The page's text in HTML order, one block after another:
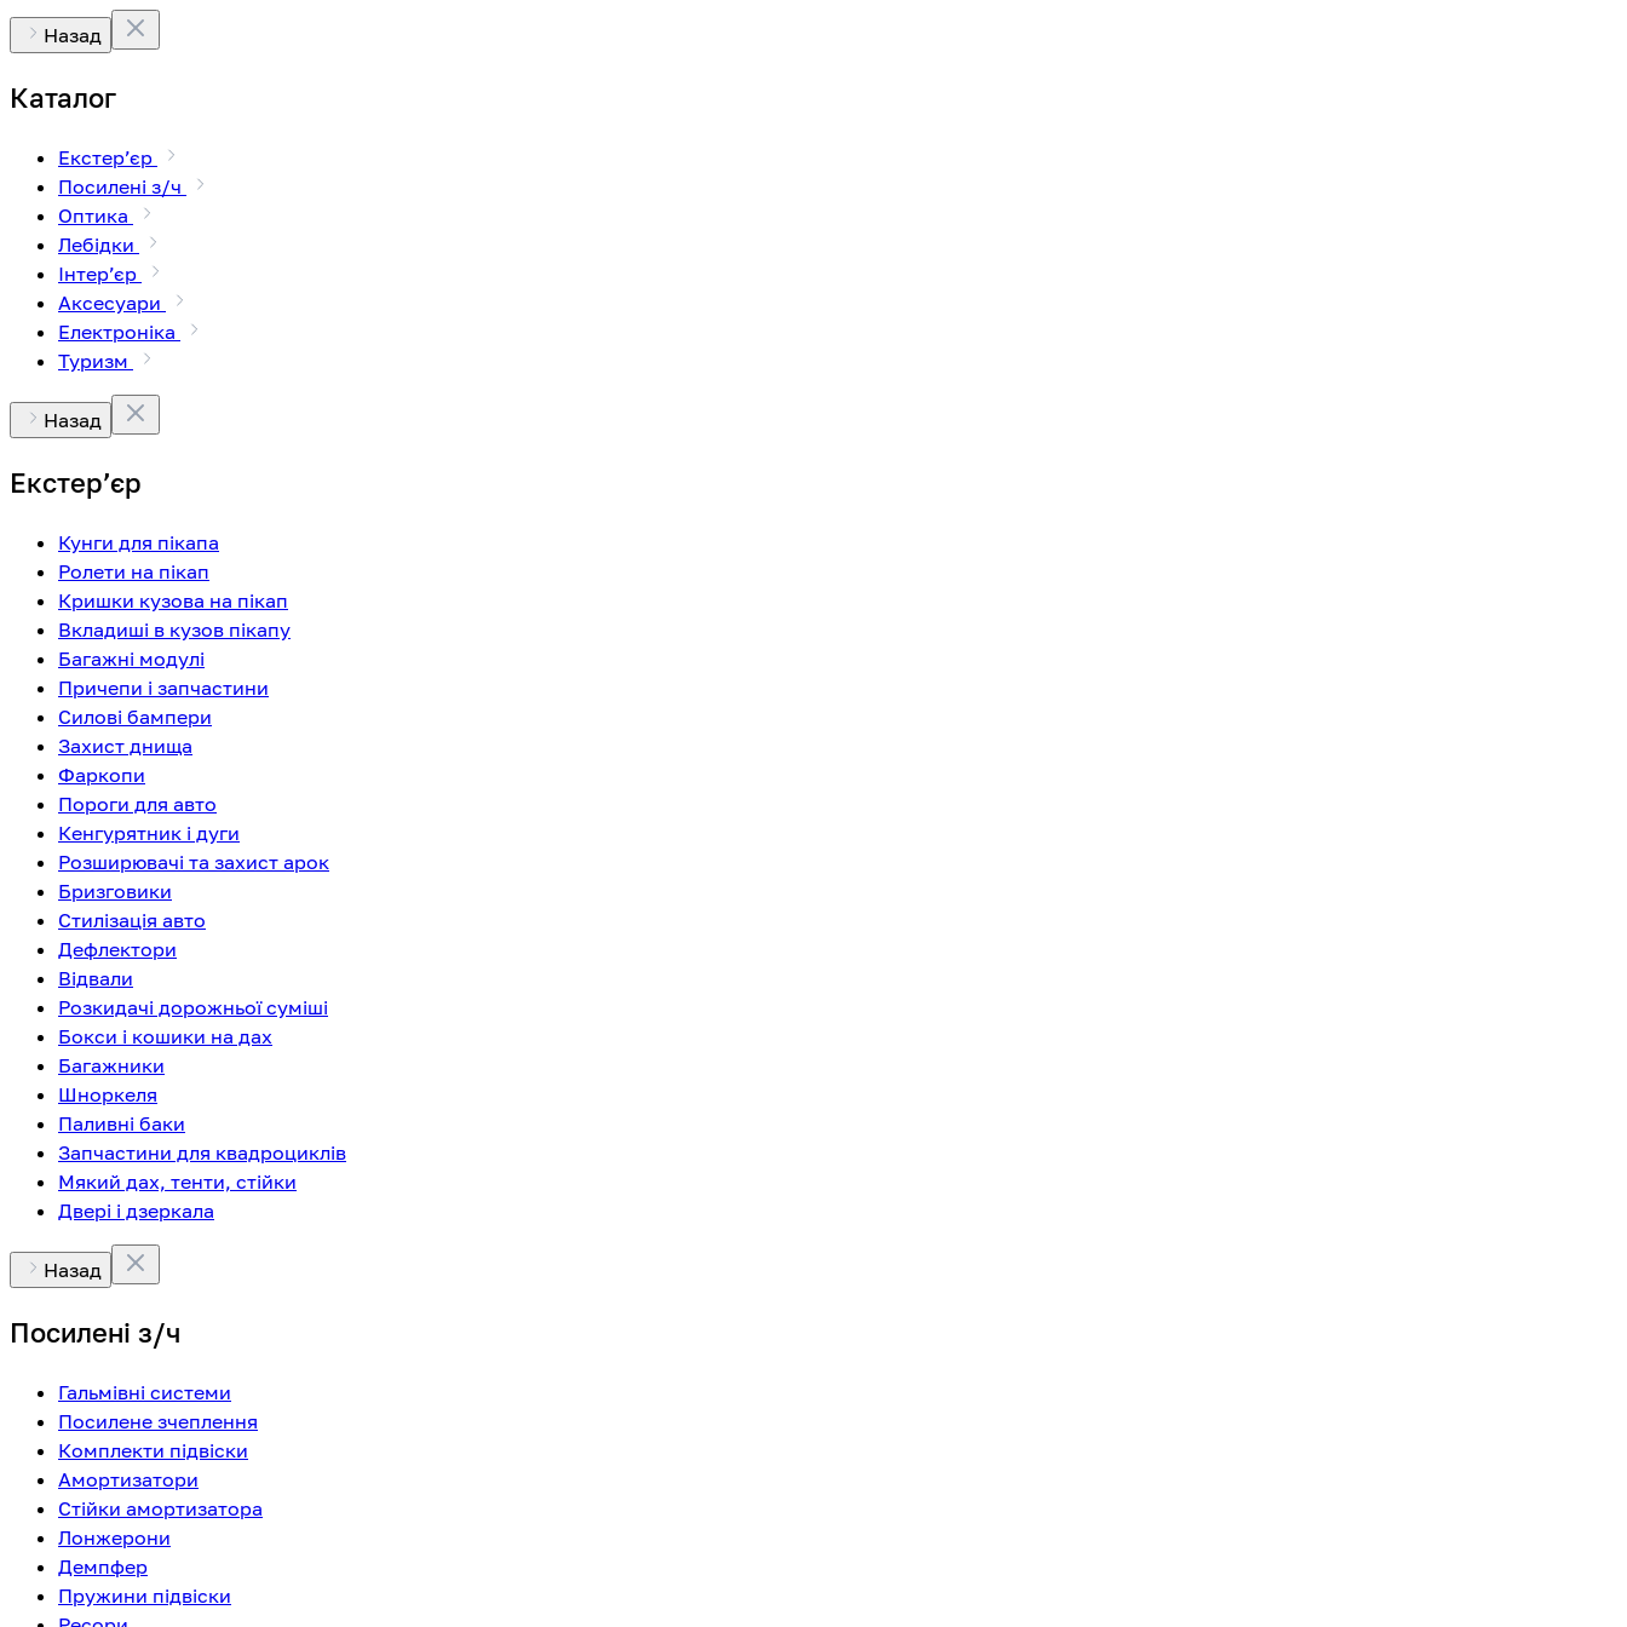
Назад
Каталог
Екстерʼєр
Посилені з/ч
Оптика
Лебідки
Інтерʼєр
Аксесуари
Електроніка
Туризм
Назад
Екстерʼєр
Кунги для пікапа
Ролети на пікап
Кришки кузова на пікап
Вкладиші в кузов пікапу
Багажні модулі
Причепи і запчастини
Силові бампери
Захист днища
Фаркопи
Пороги для авто
Кенгурятник і дуги
Розширювачі та захист арок
Бризговики
Стилізація авто
Дефлектори
Відвали
Розкидачі дорожньої суміші
Бокси і кошики на дах
Багажники
Шноркеля
Паливні баки
Запчастини для квадроциклів
Мякий дах, тенти, стійки
Двері і дзеркала
Назад
Посилені з/ч
Гальмівні системи
Посилене зчеплення
Комплекти підвіски
Амортизатори
Стійки амортизатора
Лонжерони
Демпфер
Пружини підвіски